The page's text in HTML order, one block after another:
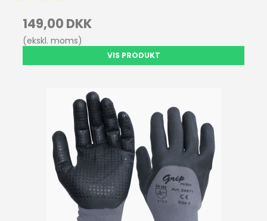
149,00 DKK
(ekskl. moms)
VIS PRODUKT